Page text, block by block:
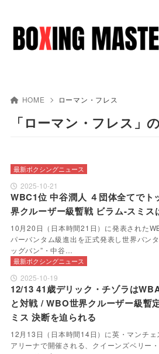
HOME ローマン・フレス
「ローマン・フレス」
最新ボクシングニュース
2025-10-21
WBC1位 中谷潤人 ４団体全てでト
界クルーザー級暫戦 ビラム-スミス
10月20日（日本時間21日）に発表された
パーバンタム級進出を正式発表し世界バン
ッグバン”・中谷…
最新ボクシングニュース
2025-10-19
12/13 41歳デリック・チゾラは
と対戦 / WBO世界クルーザー級暫
ミス 決断を迫られる
12月13日（日本時間14日）に英・マンチェ
アリーナで開催される、クイーンズベリー